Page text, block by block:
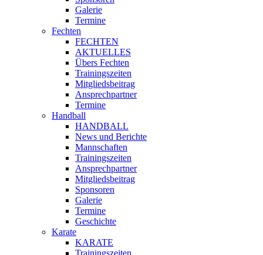
Galerie
Termine
Fechten
FECHTEN
AKTUELLES
Übers Fechten
Trainingszeiten
Mitgliedsbeitrag
Ansprechpartner
Termine
Handball
HANDBALL
News und Berichte
Mannschaften
Trainingszeiten
Ansprechpartner
Mitgliedsbeitrag
Sponsoren
Galerie
Termine
Geschichte
Karate
KARATE
Trainingszeiten